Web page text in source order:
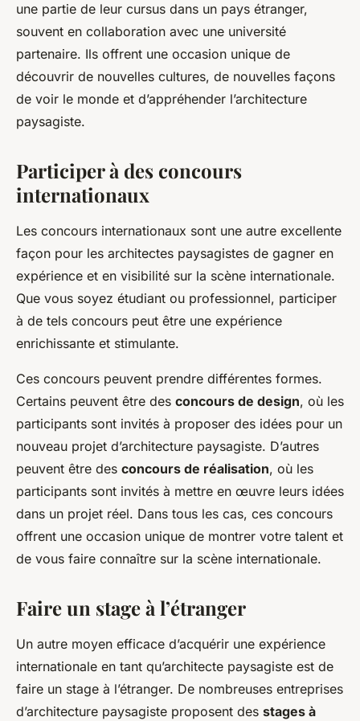
une partie de leur cursus dans un pays étranger,
souvent en collaboration avec une université
partenaire. Ils offrent une occasion unique de
découvrir de nouvelles cultures, de nouvelles façons
de voir le monde et d’appréhender l’architecture
paysagiste.
Participer à des concours
internationaux
Les concours internationaux sont une autre excellente
façon pour les architectes paysagistes de gagner en
expérience et en visibilité sur la scène internationale.
Que vous soyez étudiant ou professionnel, participer
à de tels concours peut être une expérience
enrichissante et stimulante.
Ces concours peuvent prendre différentes formes.
Certains peuvent être des concours de design, où les
participants sont invités à proposer des idées pour un
nouveau projet d’architecture paysagiste. D’autres
peuvent être des concours de réalisation, où les
participants sont invités à mettre en œuvre leurs idées
dans un projet réel. Dans tous les cas, ces concours
offrent une occasion unique de montrer votre talent et
de vous faire connaître sur la scène internationale.
Faire un stage à l’étranger
Un autre moyen efficace d’acquérir une expérience
internationale en tant qu’architecte paysagiste est de
faire un stage à l’étranger. De nombreuses entreprises
d’architecture paysagiste proposent des stages à